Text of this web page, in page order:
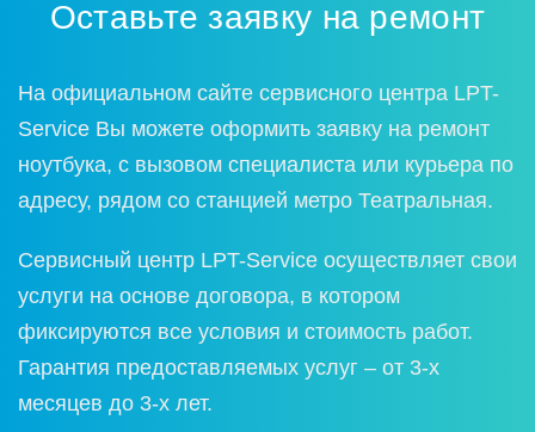
Оставьте заявку на ремонт
На официальном сайте сервисного центра LPT-
Service Вы можете оформить заявку на ремонт
ноутбука, с вызовом специалиста или курьера по
адресу, рядом со станцией метро Театральная.
Сервисный центр LPT-Service осуществляет свои
услуги на основе договора, в котором
фиксируются все условия и стоимость работ.
Гарантия предоставляемых услуг – от 3-х
месяцев до 3-х лет.